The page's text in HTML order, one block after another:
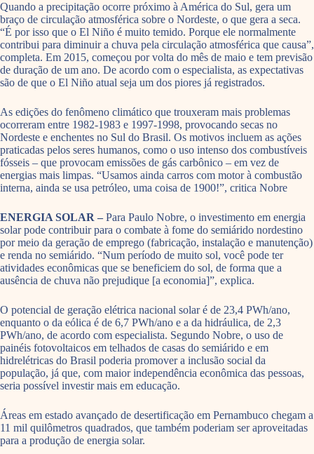
Quando a precipitação ocorre próximo à América do Sul, gera um
braço de circulação atmosférica sobre o Nordeste, o que gera a seca.
“É por isso que o El Niño é muito temido. Porque ele normalmente
contribui para diminuir a chuva pela circulação atmosférica que causa”,
completa. Em 2015, começou por volta do mês de maio e tem previsão
de duração de um ano. De acordo com o especialista, as expectativas
são de que o El Niño atual seja um dos piores já registrados.
As edições do fenômeno climático que trouxeram mais problemas
ocorreram entre 1982-1983 e 1997-1998, provocando secas no
Nordeste e enchentes no Sul do Brasil. Os motivos incluem as ações
praticadas pelos seres humanos, como o uso intenso dos combustíveis
fósseis – que provocam emissões de gás carbônico – em vez de
energias mais limpas. “Usamos ainda carros com motor à combustão
interna, ainda se usa petróleo, uma coisa de 1900!”, critica Nobre
ENERGIA SOLAR – Para Paulo Nobre, o investimento em energia
solar pode contribuir para o combate à fome do semiárido nordestino
por meio da geração de emprego (fabricação, instalação e manutenção)
e renda no semiárido. “Num período de muito sol, você pode ter
atividades econômicas que se beneficiem do sol, de forma que a
ausência de chuva não prejudique [a economia]”, explica.
O potencial de geração elétrica nacional solar é de 23,4 PWh/ano,
enquanto o da eólica é de 6,7 PWh/ano e a da hidráulica, de 2,3
PWh/ano, de acordo com especialista. Segundo Nobre, o uso de
painéis fotovoltaicos em telhados de casas do semiárido e em
hidrelétricas do Brasil poderia promover a inclusão social da
população, já que, com maior independência econômica das pessoas,
seria possível investir mais em educação.
Áreas em estado avançado de desertificação em Pernambuco chegam a
11 mil quilômetros quadrados, que também poderiam ser aproveitadas
para a produção de energia solar.